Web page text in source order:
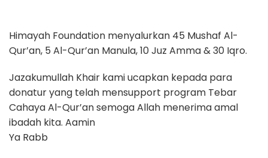
Himayah Foundation menyalurkan 45 Mushaf Al-
Qur’an, 5 Al-Qur’an Manula, 10 Juz Amma & 30 Iqro.
Jazakumullah Khair kami ucapkan kepada para
donatur yang telah mensupport program Tebar
Cahaya Al-Qur’an semoga Allah menerima amal
ibadah kita. Aamin
Ya Rabb